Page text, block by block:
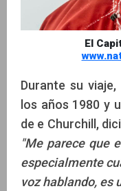
El
Durante su
los años 1980 y
de e Churchill,
"Me parece que
especialmente
voz hablando, es